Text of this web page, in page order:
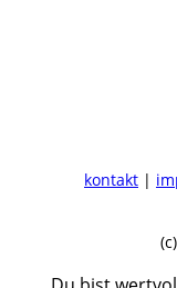
kontakt |